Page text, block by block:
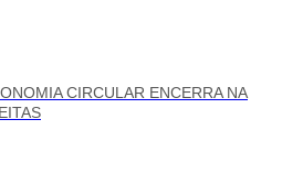
CIRCULAR ENCERRA NA